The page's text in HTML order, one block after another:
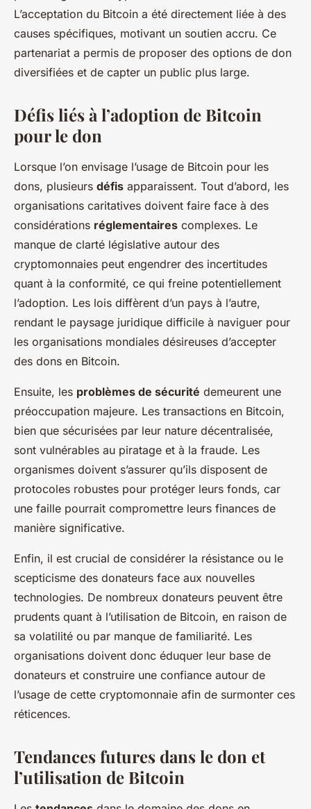
L’acceptation du Bitcoin a été directement liée à des
causes spécifiques, motivant un soutien accru. Ce
partenariat a permis de proposer des options de don
diversifiées et de capter un public plus large.
Défis liés à l’adoption de Bitcoin
pour le don
Lorsque l’on envisage l’usage de Bitcoin pour les
dons, plusieurs défis apparaissent. Tout d’abord, les
organisations caritatives doivent faire face à des
considérations réglementaires complexes. Le
manque de clarté législative autour des
cryptomonnaies peut engendrer des incertitudes
quant à la conformité, ce qui freine potentiellement
l’adoption. Les lois diffèrent d’un pays à l’autre,
rendant le paysage juridique difficile à naviguer pour
les organisations mondiales désireuses d’accepter
des dons en Bitcoin.
Ensuite, les problèmes de sécurité demeurent une
préoccupation majeure. Les transactions en Bitcoin,
bien que sécurisées par leur nature décentralisée,
sont vulnérables au piratage et à la fraude. Les
organismes doivent s’assurer qu’ils disposent de
protocoles robustes pour protéger leurs fonds, car
une faille pourrait compromettre leurs finances de
manière significative.
Enfin, il est crucial de considérer la résistance ou le
scepticisme des donateurs face aux nouvelles
technologies. De nombreux donateurs peuvent être
prudents quant à l’utilisation de Bitcoin, en raison de
sa volatilité ou par manque de familiarité. Les
organisations doivent donc éduquer leur base de
donateurs et construire une confiance autour de
l’usage de cette cryptomonnaie afin de surmonter ces
réticences.
Tendances futures dans le don et
l’utilisation de Bitcoin